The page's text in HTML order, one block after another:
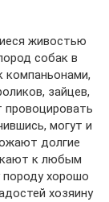
живостью
собак в
компаньонами,
зайцев,
провоцировать
могут и
долгие
к любым
породу хорошо
хозяину